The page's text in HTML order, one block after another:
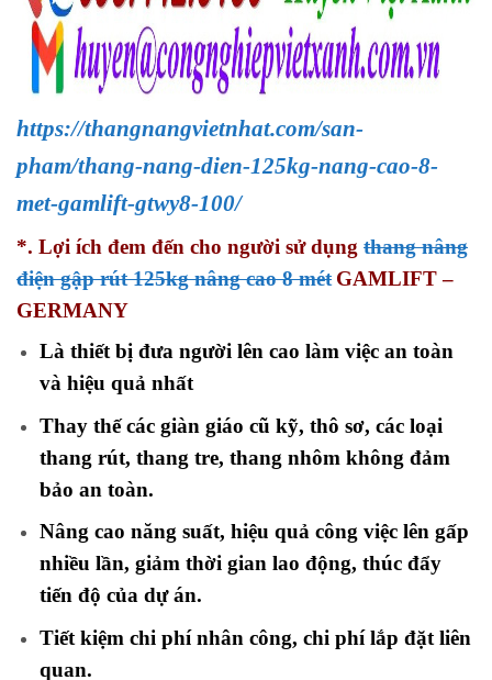
https://thangnangvietnhat.com/san-
pham/thang-nang-dien-125kg-nang-cao-8-
met-gamlift-gtwy8-100/
*. Lợi ích đem đến cho người sử dụng thang nâng
điện gập rút 125kg nâng cao 8 mét GAMLIFT –
GERMANY
Là thiết bị đưa người lên cao làm việc an toàn
và hiệu quả nhất
Thay thế các giàn giáo cũ kỹ, thô sơ, các loại
thang rút, thang tre, thang nhôm không đảm
bảo an toàn.
Nâng cao năng suất, hiệu quả công việc lên gấp
nhiều lần, giảm thời gian lao động, thúc đẩy
tiến độ của dự án.
Tiết kiệm chi phí nhân công, chi phí lắp đặt liên
quan.